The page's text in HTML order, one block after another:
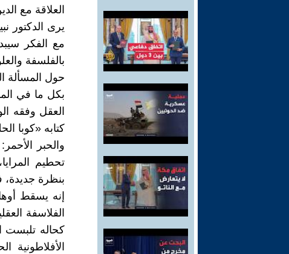
العلاقة مع
يرى الدكتور
مع الفكر
بالفلسفة
حول المسألة
بكل ما في
العقل وفقه
كتابه «كوبا
تحطيم
بنظرة جديدة،
إنه يسقط
الفلاسفة
كحاله تلبست